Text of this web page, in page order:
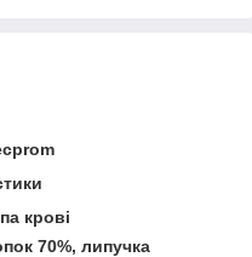
крові
70%, липучка